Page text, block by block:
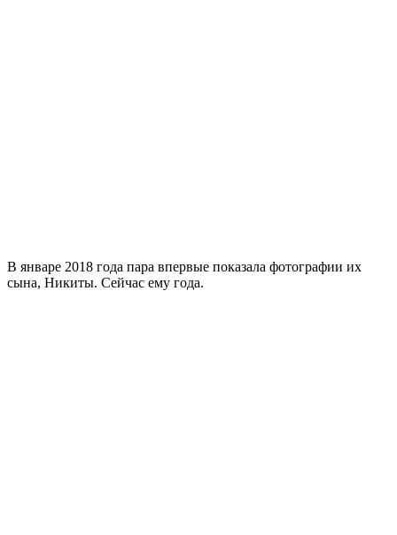
В январе 2018 года пара впервые показала фотографии их
сына, Никиты. Сейчас ему года.